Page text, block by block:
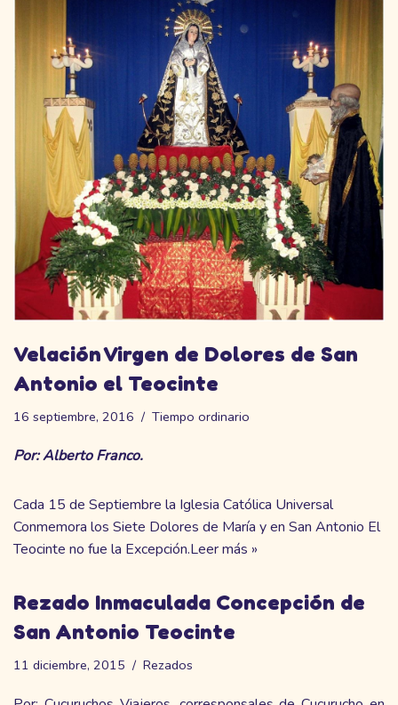
Velación Virgen de Dolores de San
Antonio el Teocinte
16 septiembre, 2016 Tiempo ordinario
Por: Alberto Franco.
Cada 15 de Septiembre la Iglesia Católica Universal
Conmemora los Siete Dolores de María y en San Antonio El
Teocinte no fue la Excepción.Leer más »
Rezado Inmaculada Concepción de
San Antonio Teocinte
11 diciembre, 2015 Rezados